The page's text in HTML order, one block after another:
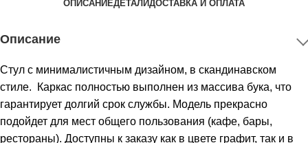
ОПИСАНИЕДЕТАЛИДОСТАВКА И ОПЛАТА
Описание
Стул с минималистичным дизайном, в скандинавском
стиле. Каркас полностью выполнен из массива бука, что
гарантирует долгий срок службы. Модель прекрасно
подойдет для мест общего пользования (кафе, бары,
рестораны). Доступны к заказу как в цвете графит, так и в